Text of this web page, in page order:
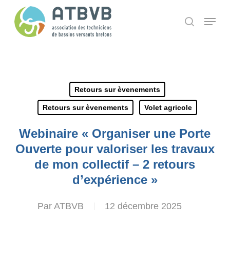
search
Menu
Retours sur èvenements
Retours sur èvenements Volet agricole
Webinaire « Organiser une Porte
Ouverte pour valoriser les travaux
de mon collectif – 2 retours
d’expérience »
Par ATBVB 12 décembre 2025
Panneau de gestion des cookies